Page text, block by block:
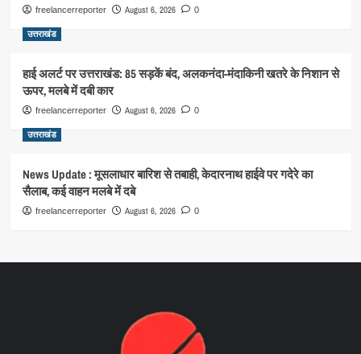
freelancerreporter August 6, 2026 0
उत्तराखंड
हाई अलर्ट पर उत्तराखंड: 85 सड़कें बंद, अलकनंदा-मंदाकिनी खतरे के निशान से
ऊपर, मलबे में दबी कार
freelancerreporter August 6, 2026 0
उत्तराखंड
News Update : मूसलाधार बारिश से तबाही, केदारनाथ हाईवे पर गदेरे का
सैलाब, कई वाहन मलबे में दबे
freelancerreporter August 6, 2026 0